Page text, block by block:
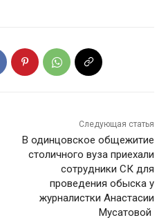
Следующая статья
В одинцовское общежитие
столичного вуза приехали
сотрудники СК для
проведения обыска у
журналистки Анастасии
Мусатовой